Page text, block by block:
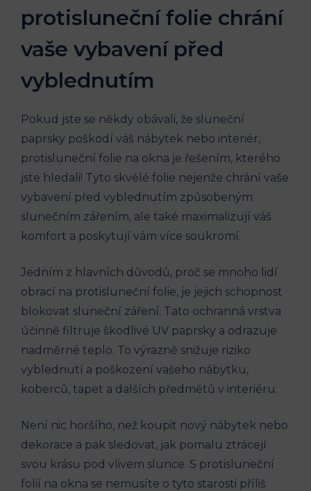
protisluneční folie chrání
vaše vybavení před
vyblednutím
Pokud jste se někdy obávali, že sluneční
paprsky poškodí váš nábytek nebo interiér,
protisluneční folie na okna je řešením, kterého
jste hledali! Tyto skvělé folie nejenže chrání vaše
vybavení před vyblednutím způsobeným
slunečním zářením, ale také maximalizují váš
komfort a poskytují vám více soukromí.
Jedním z hlavních důvodů, proč se mnoho lidí
obrací na protisluneční folie, je jejich schopnost
blokovat sluneční záření. Tato ochranná vrstva
účinně filtruje škodlivé UV paprsky a odrazuje
nadměrné teplo. To výrazně snižuje riziko
vyblednutí a poškození vašeho nábytku,
koberců, tapet a dalších předmětů v interiéru.
Není nic horšího, než koupit nový nábytek nebo
dekorace a pak sledovat, jak pomalu ztrácejí
svou krásu pod vlivem slunce. S protisluneční
folií na okna se nemusíte o tyto starosti příliš